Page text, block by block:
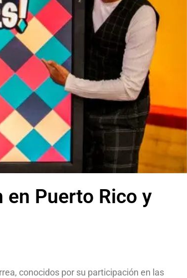
en Puerto Rico y
conocidos por su participación en las